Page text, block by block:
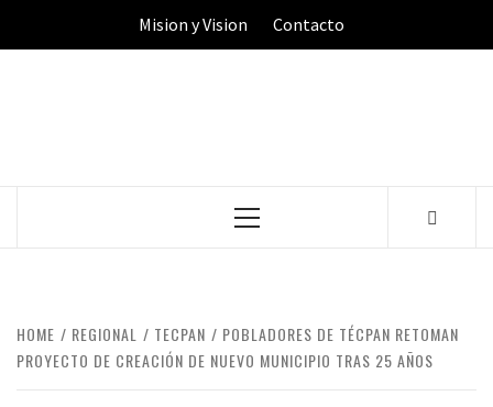
Mision y Vision Contacto
Primary
HOME REGIONAL TECPAN
POBLADORES DE TÉCPAN RETOMAN
PROYECTO DE CREACIÓN DE NUEVO MUNICIPIO TRAS 25 AÑOS